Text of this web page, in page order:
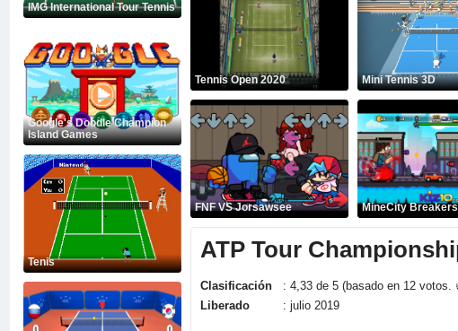
IMG International Tour Tennis
Google's Doodle Champion
Island Games
Tenis
Tennis Open 2020 Mini Tennis 3D
FNF VS Jorsawsee MineCity Breakers
ATP Tour
Clasificación
: 4,33 de 5 (basado en 12
Liberado
: julio 2019